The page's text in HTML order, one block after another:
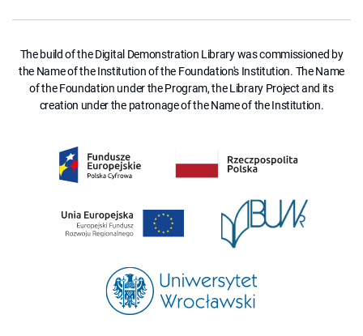
The build of the Digital Demonstration Library was commissioned by
the Name of the Institution of the Foundation's Institution. The Name
of the Foundation under the Program, the Library Project and its
creation under the patronage of the Name of the Institution.